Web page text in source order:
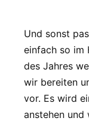
Und sonst
einfach so im
des Jahres
wir bereiten
vor. Es wird
anstehen